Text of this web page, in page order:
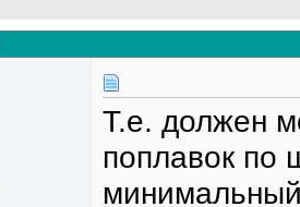
Т.е. должен
поплавок по